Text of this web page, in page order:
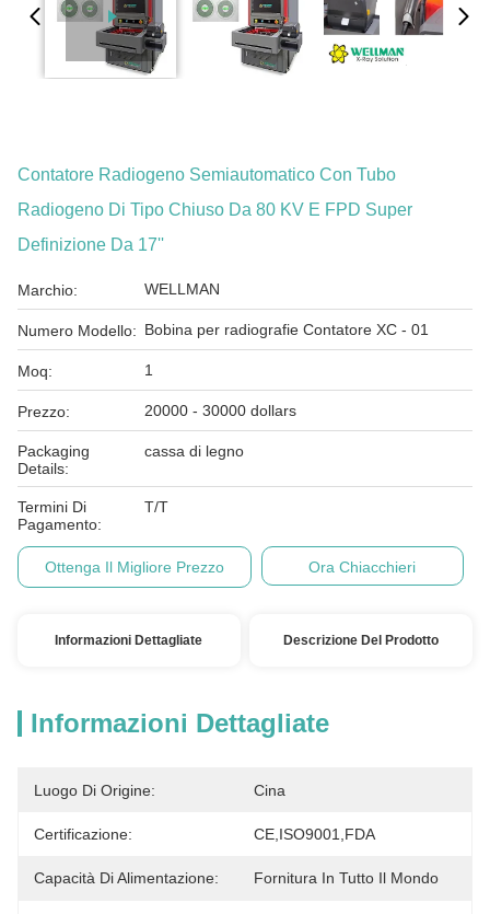
Contatore Radiogeno Semiautomatico Con Tubo
Radiogeno Di Tipo Chiuso Da 80 KV E FPD Super
Definizione Da 17''
Marchio: WELLMAN
Numero Modello: Bobina per radiografie Contatore XC - 01
Moq: 1
Prezzo: 20000 - 30000 dollars
Packaging
Details:
cassa di legno
Termini Di
Pagamento:
T/T
Ottenga Il Migliore Prezzo Ora Chiacchieri
Informazioni Dettagliate Descrizione Del Prodotto
Informazioni Dettagliate
Luogo Di Origine: Cina
Certificazione: CE,ISO9001,FDA
Capacità Di Alimentazione: Fornitura In Tutto Il Mondo